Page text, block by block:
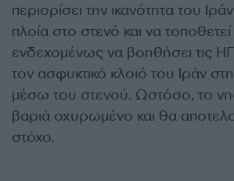
περιορίσει την ικανότητα του
πλοία στο στενό και να τοποθετεί
ενδεχομένως να βοηθήσει τις
τον ασφυκτικό κλοιό του Ιράν
μέσω του στενού. Ωστόσο, το
βαριά οχυρωμένο και θα
στόχο.